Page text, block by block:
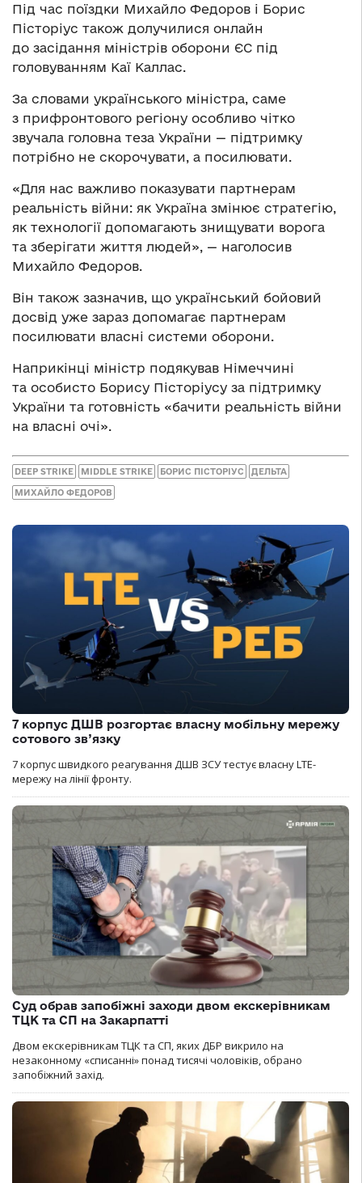
Під час поїздки Михайло Федоров і Борис
Пісторіус також долучилися онлайн
до засідання міністрів оборони ЄС під
головуванням Каї Каллас.
За словами українського міністра, саме
з прифронтового регіону особливо чітко
звучала головна теза України — підтримку
потрібно не скорочувати, а посилювати.
«Для нас важливо показувати партнерам
реальність війни: як Україна змінює стратегію,
як технології допомагають знищувати ворога
та зберігати життя людей», — наголосив
Михайло Федоров.
Він також зазначив, що український бойовий
досвід уже зараз допомагає партнерам
посилювати власні системи оборони.
Наприкінці міністр подякував Німеччині
та особисто Борису Пісторіусу за підтримку
України та готовність «бачити реальність війни
на власні очі».
DEEP STRIKE MIDDLE STRIKE БОРИС ПІСТОРІУС ДЕЛЬТА
МИХАЙЛО ФЕДОРОВ
7 корпус ДШВ розгортає власну мобільну мережу
сотового зв’язку
7 корпус швидкого реагування ДШВ ЗСУ тестує власну LTE-
мережу на лінії фронту.
Суд обрав запобіжні заходи двом екскерівникам
ТЦК та СП на Закарпатті
Двом екскерівникам ТЦК та СП, яких ДБР викрило на
незаконному «списанні» понад тисячі чоловіків, обрано
запобіжний захід.